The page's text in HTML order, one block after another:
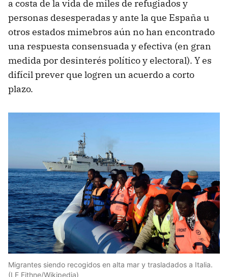
a costa de la vida de miles de refugiados y
personas desesperadas y ante la que España u
otros estados mimebros aún no han encontrado
una respuesta consensuada y efectiva (en gran
medida por desinterés político y electoral). Y es
difícil prever que logren un acuerdo a corto
plazo.
Migrantes siendo recogidos en alta mar y trasladados a Italia.
(LE Eithne/Wikipedia)